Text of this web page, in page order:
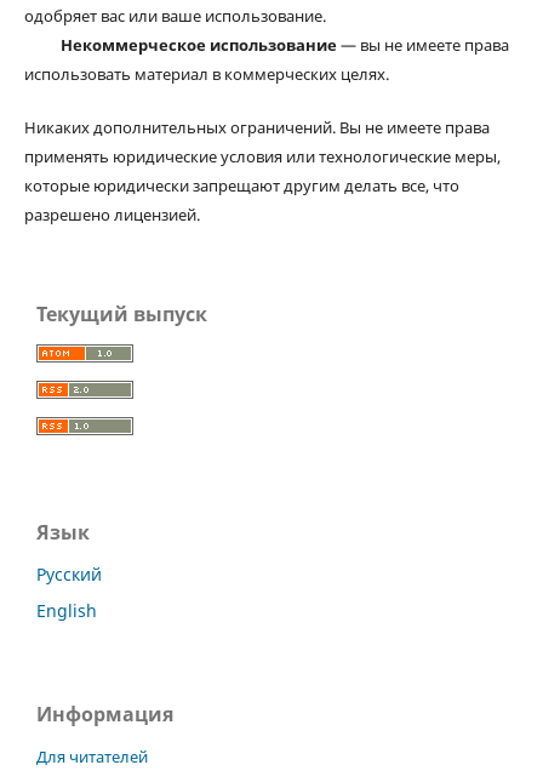
одобряет вас или ваше использование.
Некоммерческое использование— вы не имеете права
использовать материал в коммерческих целях.
Никаких дополнительных ограничений. Вы не имеете права
применять юридические условия или технологические меры,
которые юридически запрещают другим делать все, что
разрешено лицензией.
Текущий выпуск
Язык
Русский
English
Информация
Для читателей